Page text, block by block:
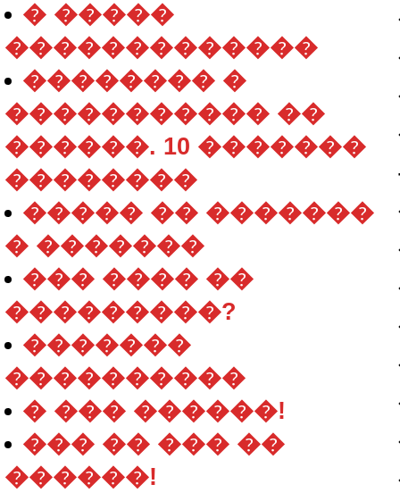
� �����
�������������
�������� �
����������� ��
������. 10 �������
��������
����� �� �������
� �������
��� ���� ��
���������?
�������
����������
� ��� ������!
��� �� ��� ��
������!